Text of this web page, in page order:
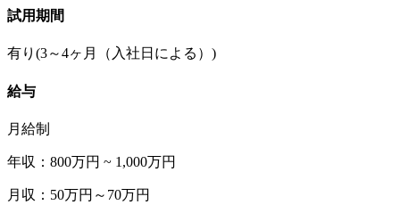
試用期間
有り(3～4ヶ月（入社日による）)
給与
月給制
年収：800万円 ~ 1,000万円
月収：50万円～70万円